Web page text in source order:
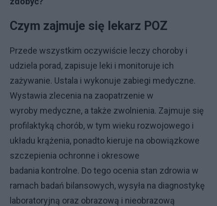
Czym zajmuje się lekarz POZ
Przede wszystkim oczywiście leczy choroby i
udziela porad, zapisuje leki i monitoruje ich
zażywanie. Ustala i wykonuje zabiegi medyczne.
Wystawia zlecenia na zaopatrzenie w
wyroby medyczne, a także zwolnienia. Zajmuje się
profilaktyką chorób, w tym wieku rozwojowego i
układu krążenia, ponadto kieruje na obowiązkowe
szczepienia ochronne i okresowe
badania kontrolne. Do tego ocenia stan zdrowia w
ramach badań bilansowych, wysyła na diagnostykę
laboratoryjną oraz obrazową i nieobrazową